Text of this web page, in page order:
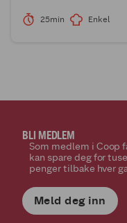
25min Enkel
BLI MEDLEM
Som medlem i Coop
kan spare deg for
penger tilbake hver
Meld deg inn